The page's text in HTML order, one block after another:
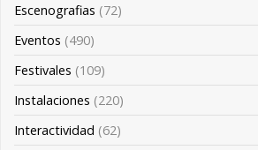
Escenografias (72)
Eventos (490)
Festivales (109)
Instalaciones (220)
Interactividad (62)